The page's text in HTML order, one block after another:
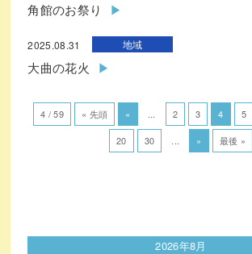
角館のお祭り
2025.08.31 地域
大曲の花火
4 / 59 « 先頭 « 2 3 4 5
20 30 » 最後 »
2026年8月